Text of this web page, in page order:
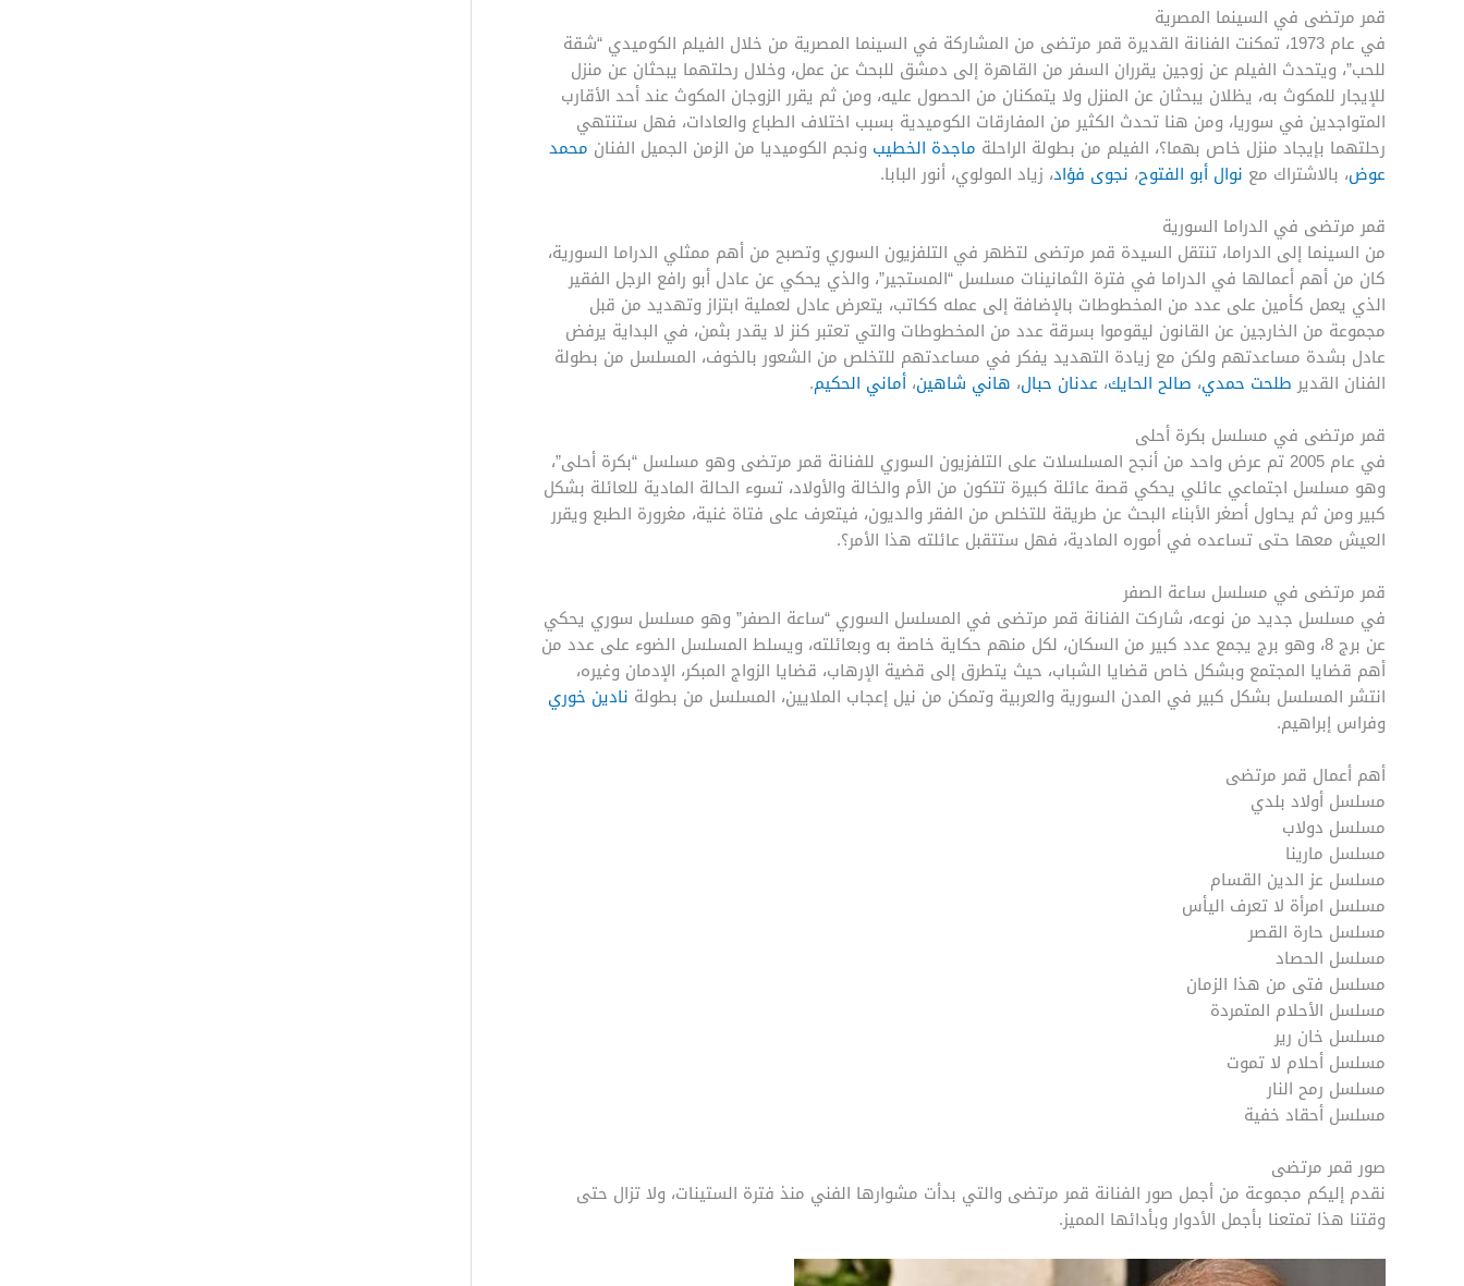
قمر مرتضى في السينما المصرية
في عام 1973، تمكنت الفنانة القديرة قمر مرتضى من المشاركة في السينما المصرية من خلال الفيلم الكوميدي “شقة
للحب”، ويتحدث الفيلم عن زوجين يقرران السفر من القاهرة إلى دمشق للبحث عن عمل، وخلال رحلتهما يبحثان عن منزل
للإيجار للمكوث به، يظلان يبحثان عن المنزل ولا يتمكنان من الحصول عليه، ومن ثم يقرر الزوجان المكوث عند أحد الأقارب
المتواجدين في سوريا، ومن هنا تحدث الكثير من المفارقات الكوميدية بسبب اختلاف الطباع والعادات، فهل ستنتهي
رحلتهما بإيجاد منزل خاص بهما؟، الفيلم من بطولة الراحلة ماجدة الخطيب ونجم الكوميديا من الزمن الجميل الفنان محمد
عوض، بالاشتراك مع نوال أبو الفتوح، نجوى فؤاد، زياد المولوي، أنور البابا.
قمر مرتضى في الدراما السورية
من السينما إلى الدراما، تنتقل السيدة قمر مرتضى لتظهر في التلفزيون السوري وتصبح من أهم ممثلي الدراما السورية،
كان من أهم أعمالها في الدراما في فترة الثمانينات مسلسل “المستجير”، والذي يحكي عن عادل أبو رافع الرجل الفقير
الذي يعمل كأمين على عدد من المخطوطات بالإضافة إلى عمله ككاتب، يتعرض عادل لعملية ابتزاز وتهديد من قبل
مجموعة من الخارجين عن القانون ليقوموا بسرقة عدد من المخطوطات والتي تعتبر كنز لا يقدر بثمن، في البداية يرفض
عادل بشدة مساعدتهم ولكن مع زيادة التهديد يفكر في مساعدتهم للتخلص من الشعور بالخوف، المسلسل من بطولة
الفنان القدير طلحت حمدي، صالح الحايك، عدنان حبال، هاني شاهين، أماني الحكيم.
قمر مرتضى في مسلسل بكرة أحلى
في عام 2005 تم عرض واحد من أنجح المسلسلات على التلفزيون السوري للفنانة قمر مرتضى وهو مسلسل “بكرة أحلى”،
وهو مسلسل اجتماعي عائلي يحكي قصة عائلة كبيرة تتكون من الأم والخالة والأولاد، تسوء الحالة المادية للعائلة بشكل
كبير ومن ثم يحاول أصغر الأبناء البحث عن طريقة للتخلص من الفقر والديون، فيتعرف على فتاة غنية، مغرورة الطبع ويقرر
العيش معها حتى تساعده في أموره المادية، فهل ستتقبل عائلته هذا الأمر؟.
قمر مرتضى في مسلسل ساعة الصفر
في مسلسل جديد من نوعه، شاركت الفنانة قمر مرتضى في المسلسل السوري “ساعة الصفر” وهو مسلسل سوري يحكي
عن برج 8، وهو برج يجمع عدد كبير من السكان، لكل منهم حكاية خاصة به وبعائلته، ويسلط المسلسل الضوء على عدد من
أهم قضايا المجتمع وبشكل خاص قضايا الشباب، حيث يتطرق إلى قضية الإرهاب، قضايا الزواج المبكر، الإدمان وغيره،
انتشر المسلسل بشكل كبير في المدن السورية والعربية وتمكن من نيل إعجاب الملايين، المسلسل من بطولة نادين خوري
وفراس إبراهيم.
أهم أعمال قمر مرتضى
مسلسل أولاد بلدي
مسلسل دولاب
مسلسل مارينا
مسلسل عز الدين القسام
مسلسل امرأة لا تعرف اليأس
مسلسل حارة القصر
مسلسل الحصاد
مسلسل فتى من هذا الزمان
مسلسل الأحلام المتمردة
مسلسل خان رير
مسلسل أحلام لا تموت
مسلسل رمح النار
مسلسل أحقاد خفية
صور قمر مرتضى
نقدم إليكم مجموعة من أجمل صور الفنانة قمر مرتضى والتي بدأت مشوارها الفني منذ فترة الستينات، ولا تزال حتى
وقتنا هذا تمتعنا بأجمل الأدوار وبأدائها المميز.